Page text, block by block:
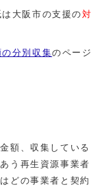
大阪市の支援の対
分別収集のページ
額、収集している
う再生資源事業者
どの事業者と契約